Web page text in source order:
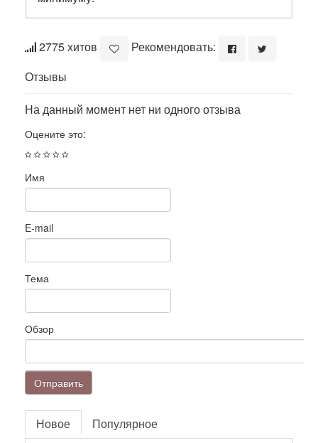
2775 хитов
Рекомендовать:
Отзывы
На данный момент нет ни одного отзыва
Оцените это:
Имя
E-mail
Тема
Обзор
Отправить
Новое Популярное